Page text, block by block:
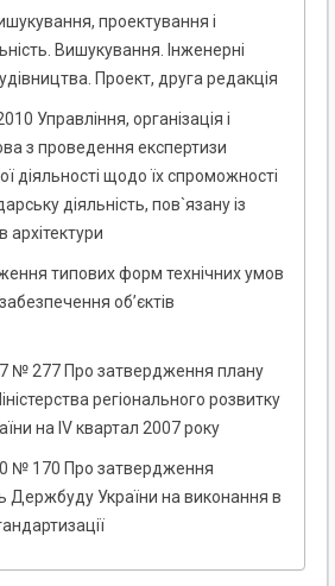
проектування і
Вишукування. Інженерні
Проект, друга редакція
Управління, організація і
з проведення експертизи
діяльності щодо їх спроможності
діяльність, пов`язану із
архітектури
типових форм технічних умов
об’єктів
№ 277 Про затвердження плану
регіонального розвитку
на IV квартал 2007 року
№ 170 Про затвердження
Держбуду України на виконання в